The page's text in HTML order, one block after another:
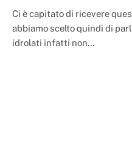
Ci è capitato di ricevere
abbiamo scelto quindi di
idrolati infatti non…